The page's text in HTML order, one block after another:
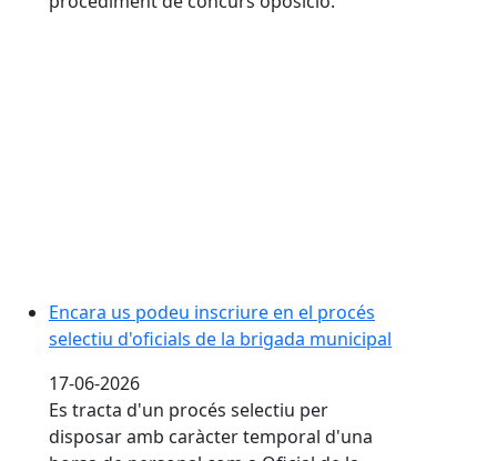
Encara us podeu inscriure en el procés
selectiu d'oficials de la brigada municipal
17-06-2026
Es tracta d'un procés selectiu per
disposar amb caràcter temporal d'una